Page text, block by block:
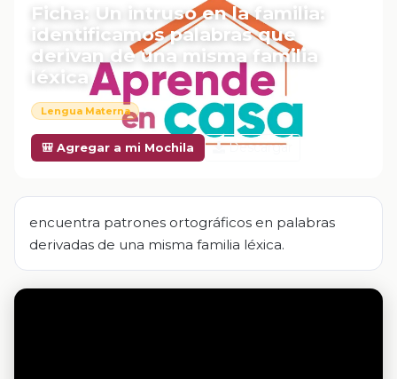
Ficha: Un intruso en la familia:
identificamos palabras que
derivan de una misma familia
léxica
Lengua Materna
🎒 Agregar a mi Mochila Descargar
encuentra patrones ortográficos en palabras
derivadas de una misma familia léxica.